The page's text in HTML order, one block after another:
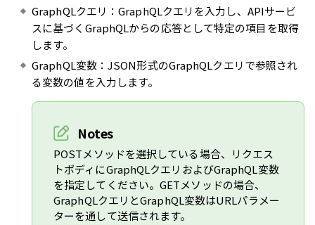
GraphQLクエリ：GraphQLクエリを入力し、APIサービ
スに基づくGraphQLからの応答として特定の項目を取得
します。
GraphQL変数：JSON形式のGraphQLクエリで参照され
る変数の値を入力します。
Notes
POSTメソッドを選択している場合、リクエス
トボディにGraphQLクエリおよびGraphQL変数
を指定してください。GETメソッドの場合、
GraphQLクエリとGraphQL変数はURLパラメー
ターを通して送信されます。